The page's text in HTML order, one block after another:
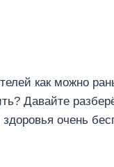
как можно
Давайте
очень